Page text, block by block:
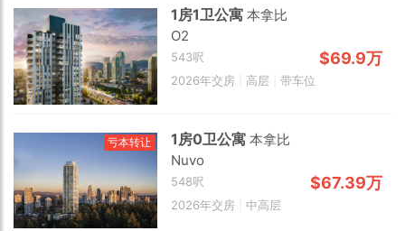
1房1卫公寓本拿比
O2
543呎 $69.9万
2026年交房 高层 带车位
亏本转让 1房0卫公寓本拿比
Nuvo
548呎 $67.39万
2026年交房 中高层